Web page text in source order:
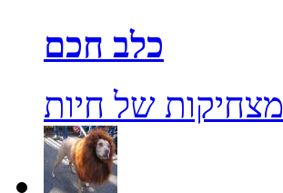
כלב חכם
של חיות